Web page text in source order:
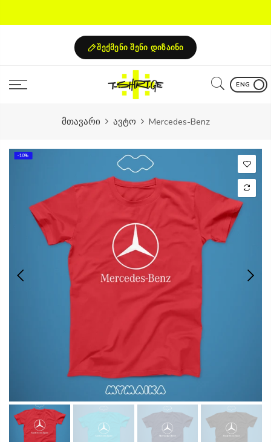
შექმენი შენი დიზაინი
ENG
მთავარი ავტო Mercedes-Benz
-10%